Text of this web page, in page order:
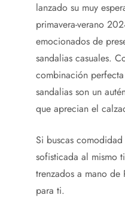
lanzado su muy
primavera-verano
emocionados de
sandalias casuales.
combinación
sandalias son un
que aprecian el
Si buscas
sofisticada al mismo
trenzados a mano de
para ti.